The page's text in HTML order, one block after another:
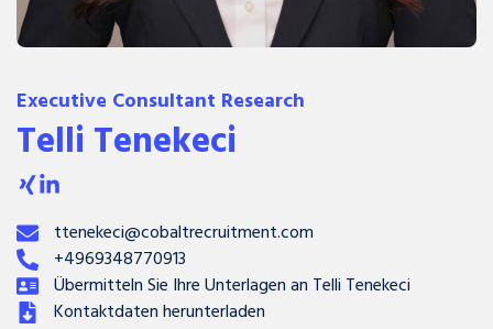
Executive Consultant Research
Telli Tenekeci
ttenekeci@cobaltrecruitment.com
+4969348770913
Übermitteln Sie Ihre Unterlagen an Telli Tenekeci
Kontaktdaten herunterladen